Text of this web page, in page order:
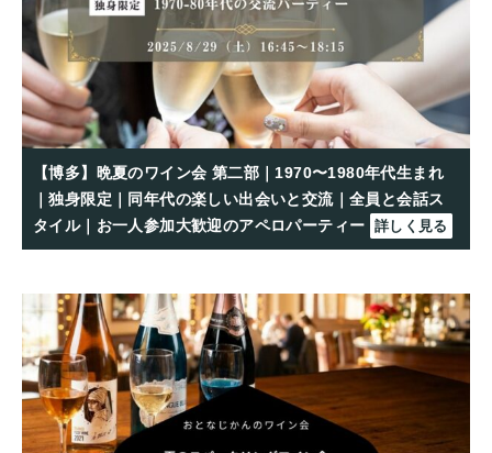
【博多】晩夏のワイン会 第二部｜1970〜1980年代生まれ
｜独身限定｜同年代の楽しい出会いと交流｜全員と会話ス
タイル｜お一人参加大歓迎のアペロパーティー 詳しく見る